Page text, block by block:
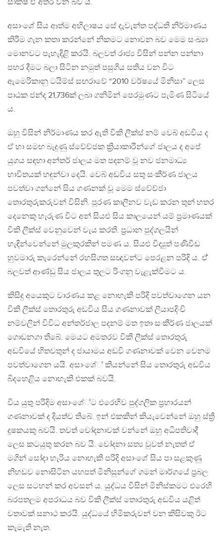
සාක්ෂි ඒ අතර වන බව යි.
අසාංශේ සිය ආත්ම අභිලාෂය සේ දැවැන්ත පද්ධති නිර්මාණය
කිරීම ගැන කතා කරන්නේ නිකමට නොවන බව මෙම සංඛ්‍යා
මොනවට පැහැදිළි කරයි. බලවත් රාජ්‍ය විසින් පන්න පන්නා
පහර දීමට බලා සිටින නමුත් පසුගිය සතිය වන විට
ඇමෙරිකානු ටයිම්ස් සඟරාවේ “2010 වර්ෂයේ මිනිසා” ලෙස
පාඨක ජන්ද 21,736ක් ලබා ගනිමින් පෙරමුණට පැමිණ සිටියේ
ය.
ඔහු විසින් නිර්මාණය කර ඇති විකි ලීක්ස් නම් වෙබ් අඩවිය ද
ඒ හා සමඟ බැදුණු ස්වේච්ජක ක්‍රියාකාරීන්ගේ ජාලය ද අපේ
යුගය සඳහා අන්තර් ජාලය මත පදනම් වූ නව ජනමාධ්‍ය
භාවිතයක් හඳුන්වා දෙයි. වෙබ් අඩවිය සතු සංකීර්ණ ජාලය
පවත්වා ගන්නේ සිය ගණනක් වූ මෙම ස්වේච්ජා
තොරතුරුකරුවන් විසිනි. පූරණ කාලීනව වැඩ කරන තුන් හතර
දෙනෙකු හැරුණ විට අන් සියළු සිය කාලයෙන් යම් ප්‍රමාණයක්
විකි ලීක්ස් වෙනුවෙන් වැය කරති. ප්‍රධාන පුද්ගලයින්
හැඳින්වෙන්නේ මුලකුරකින් පමණ ය. සියළු විද්‍යුත් පණිවිඩ
හුවමාරු කැරෙන්නේ රහසිගත සඥාවන්ට පෙරළන පරිදි ය. ඒ්
බලවත් ආණ්ඩු සිය ජාලය තුලට රිංගනු වැළැක්වීමට ය.
කිසිදු අයෙකුට වාරණය කළ නොහැකි පරිදි පවත්වාගෙන යන
විකි ලීක්ස් තොරතුරු අඩවිය සිය ගණනාවක් ලියාපදිංචි
නම්වලින් විවිධ අන්තර්ජාල පදනම් මත ඉතා සංකීර්ණ ජාලයක්
ගොඩනගා තිබේ. මෙයට අමතරව විකි ලීක්ස් තොරතුරු
අඩවියේ හිතවතුන් ද ජායාමය අඩවි ගණනාවක් වෙන වෙනම
පවත්වාගෙන යයි. අසාංශේ් කියන්නේ සිය තොරතුරු අඩවිය
බිදහෙළිය නොහැකි එකක් බවයි.
විය යුතු පරිදිම අසාංශේ්ට එරෙහිව පුද්ගලික ප්‍රහාරයන්
ගණනාවක් ද දියත්ව තිබේ. ඉන් එකකින් කියැවෙන්නේ ඔහු ස්ත්‍රී
දූෂකයකු බවයි. තවත් චෝදනාවක් වන්නේ ඔහු අධිපතිවාදී
ලෙස කටයුතු කරන බව යි. චෝදනා සත්‍ය වුවත් නැතත් ඒ
මගින් සෝදා හැරිය නොහැකි පරිදි අසාංශේ සිය පා සළකුණු
නිහඩව නොසිටින යහපත් මිනිසුන්ගේ ගමන් මාර්ගයේ ප්‍රබල
ලෙස සටහන් කර අවසන් ය. යුද්ධය විසින් මිනිස්කමට එරෙහි
බරපතලම අපරාධය බව විකි ලීක්ස් තොරතුරු අඩවිය යළිත්
වතාවක් සනාථ කරයි. යුද්ධයේ හිමිකරුවන් වන කිසිවකු ඊට
කැමැති නැත.